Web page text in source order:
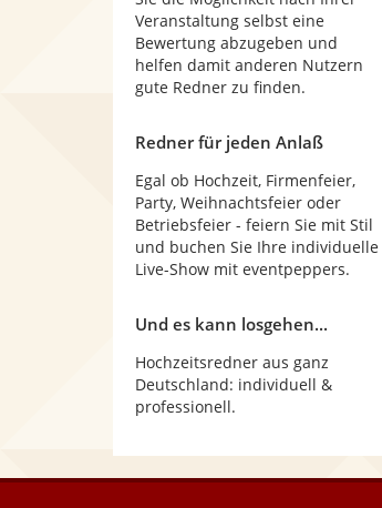
Veranstaltung selbst eine
Bewertung abzugeben und
helfen damit anderen Nutzern
gute Redner zu finden.
Redner für jeden Anlaß
Egal ob Hochzeit, Firmenfeier,
Party, Weihnachtsfeier oder
Betriebsfeier - feiern Sie mit Stil
und buchen Sie Ihre individuelle
Live-Show mit eventpeppers.
Und es kann losgehen...
Hochzeitsredner aus ganz
Deutschland: individuell &
professionell.